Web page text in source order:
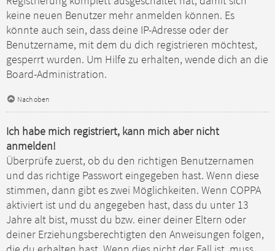
keine neuen Benutzer mehr anmelden können. Es
könnte auch sein, dass deine IP-Adresse oder der
Benutzername, mit dem du dich registrieren möchtest,
gesperrt wurden. Um Hilfe zu erhalten, wende dich an die
Board-Administration.
Nach oben
Ich habe mich registriert, kann mich aber nicht
anmelden!
Überprüfe zuerst, ob du den richtigen Benutzernamen
und das richtige Passwort eingegeben hast. Wenn diese
stimmen, dann gibt es zwei Möglichkeiten. Wenn COPPA
aktiviert ist und du angegeben hast, dass du unter 13
Jahre alt bist, musst du bzw. einer deiner Eltern oder
deiner Erziehungsberechtigten den Anweisungen folgen,